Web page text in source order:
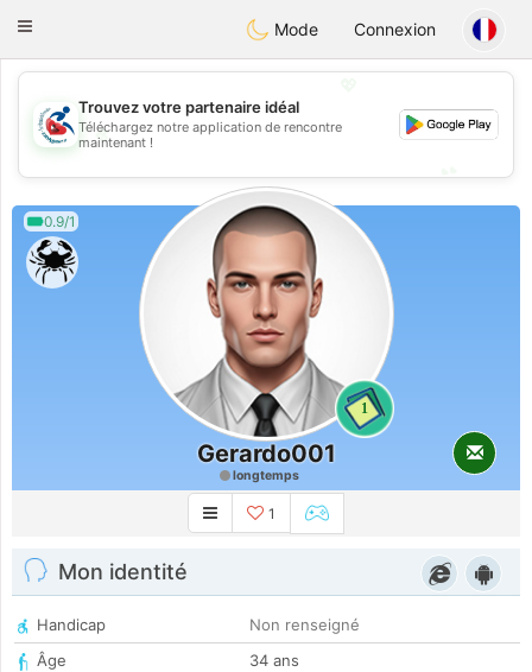
Handi Space
Toggle
Mode Connexion
💖
💕
Trouvez votre partenaire idéal
Téléchargez notre application de rencontre
maintenant !
0.9/1
1
Gerardo001
longtemps
1
Mon identité
Handicap
Non renseigné
Âge
34 ans